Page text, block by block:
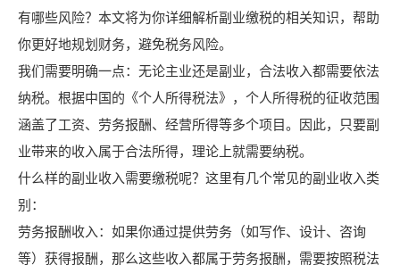
有哪些风险？本文将为你详细解析副业缴税的相关知识，帮助
你更好地规划财务，避免税务风险。
我们需要明确一点：无论主业还是副业，合法收入都需要依法
纳税。根据中国的《个人所得税法》，个人所得税的征收范围
涵盖了工资、劳务报酬、经营所得等多个项目。因此，只要副
业带来的收入属于合法所得，理论上就需要纳税。
什么样的副业收入需要缴税呢？这里有几个常见的副业收入类
别：
劳务报酬收入：如果你通过提供劳务（如写作、设计、咨询
等）获得报酬，那么这些收入都属于劳务报酬，需要按照税法